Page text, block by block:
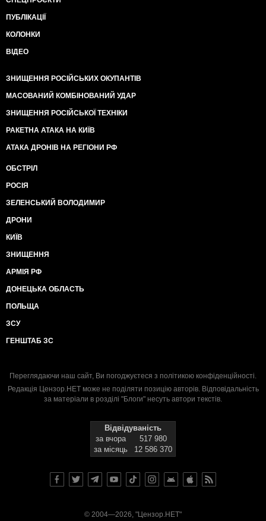
ПУБЛІКАЦІЇ
КОЛОНКИ
ВІДЕО
ЗНИЩЕННЯ РОСІЙСЬКИХ ОКУПАНТІВ
МАСОВАНИЙ КОМБІНОВАНИЙ УДАР
ЗНИЩЕННЯ РОСІЙСЬКОЇ ТЕХНІКИ
РАКЕТНА АТАКА НА КИЇВ
АТАКА ДРОНІВ НА РЕГІОНИ РФ
ОБСТРІЛ
РОСІЯ
ЗЕЛЕНСЬКИЙ ВОЛОДИМИР
ДРОНИ
КИЇВ
ЗНИЩЕННЯ
АРМІЯ РФ
ДОНЕЦЬКА ОБЛАСТЬ
ПОЛЬЩА
ЗСУ
ГЕНШТАБ ЗС
Переглядаючи наш сайт, Ви погоджуєтеся з політикою конфіденційності.
Редакція Цензор.НЕТ може не поділяти позицію авторів. Відповідальність
за матеріали в розділі "Блоги" несуть автори текстів.
Відвідуваність
за вчора
517 980
за місяць
12 586 370
© 2004—2026, "Цензор.НЕТ"